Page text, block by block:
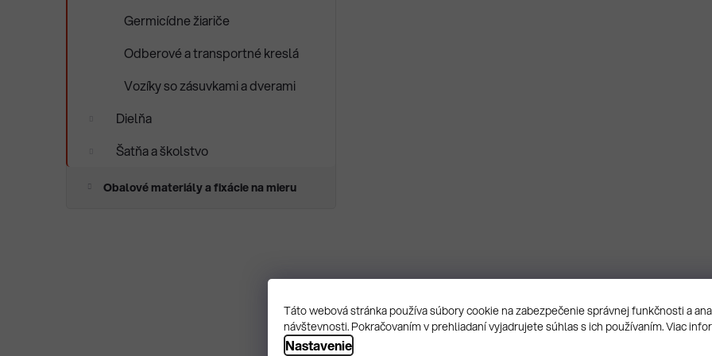
Táto webová stránka používa súbory cookie na zabezpečenie správnej funkčnosti a
návštevnosti. Pokračovaním v prehliadaní vyjadrujete súhlas s ich používaním. Viac
Nastavenie
Germicídne žiariče
Odberové a transportné kreslá
Vozíky so zásuvkami a dverami
Dielňa
Šatňa a školstvo
Obalové materiály a fixácie na mieru